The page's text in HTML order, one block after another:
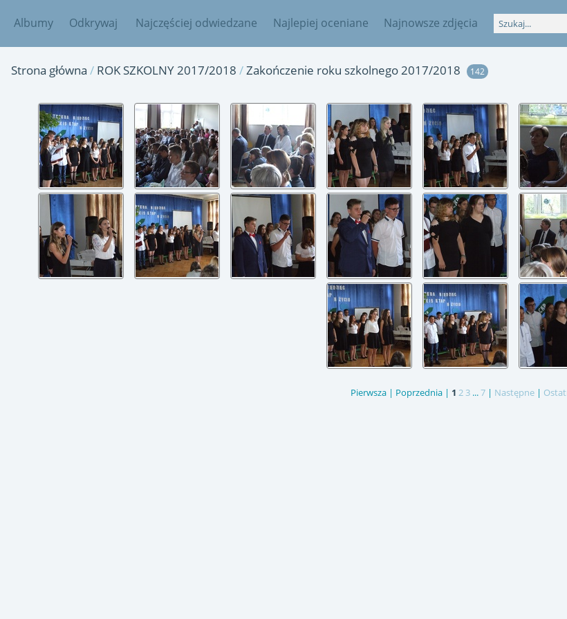
Albumy Odkrywaj Najczęściej odwiedzane Najlepiej oceniane Najnowsze zdjęcia
Strona główna / ROK SZKOLNY 2017/2018 /Zakończenie roku szkolnego 2017/2018 142
Pierwsza | Poprzednia | 1 2 3 ...7 | Następne |